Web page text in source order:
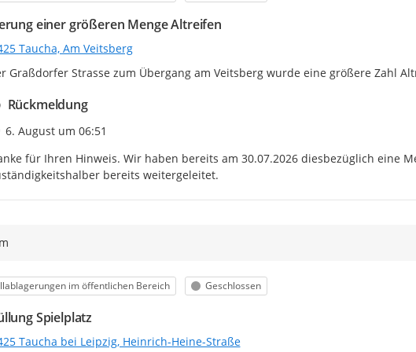
einer größeren Menge Altreifen
Taucha, Am Veitsberg
Graßdorfer Strasse zum Übergang am Veitsberg wurde eine größere Zahl
Rückmeldung
Zeitpunkt des Erstellens
6. August um 06:51
für Ihren Hinweis. Wir haben bereits am 30.07.2026 diesbezüglich eine
bereits weitergeleitet.
im öffentlichen Bereich Status
Geschlossen
Spielplatz
Taucha bei Leipzig, Heinrich-Heine-Straße